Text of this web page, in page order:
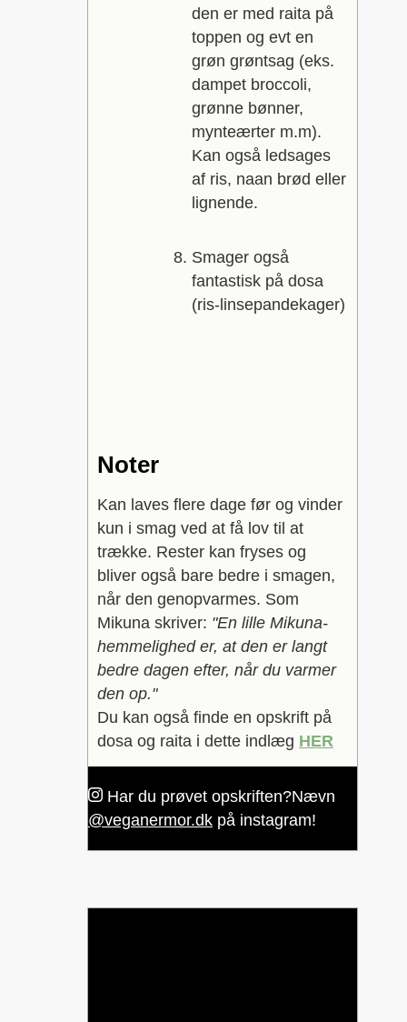
den er med raita på
toppen og evt en
grøn grøntsag (eks.
dampet broccoli,
grønne bønner,
mynteærter m.m).
Kan også ledsages
af ris, naan brød eller
lignende.
Smager også
fantastisk på dosa
(ris-linsepandekager)
Noter
Kan laves flere dage før og vinder
kun i smag ved at få lov til at
trække. Rester kan fryses og
bliver også bare bedre i smagen,
når den genopvarmes. Som
Mikuna skriver: "En lille Mikuna-
hemmelighed er, at den er langt
bedre dagen efter, når du varmer
den op."
Du kan også finde en opskrift på
dosa og raita i dette indlæg HER
Har du prøvet opskriften?Nævn
@veganermor.dk på instagram!